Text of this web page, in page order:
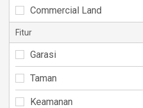
Commercial Land
Fitur
Garasi
Taman
Keamanan